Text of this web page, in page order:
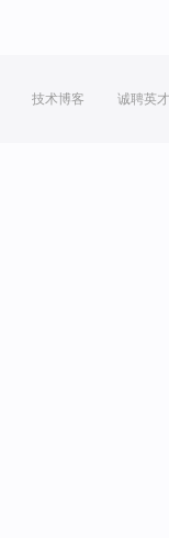
技术博客 诚聘英才